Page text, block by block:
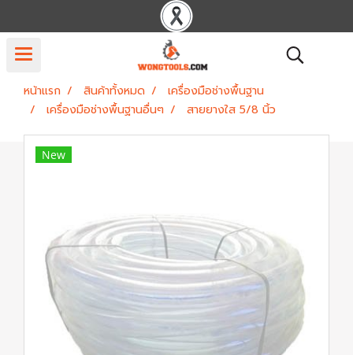
หน้าแรก สินค้าทั้งหมด
เครื่องมือช่างพื้นฐาน
เครื่องมือช่างพื้นฐานอื่นๆ
สายยางใส 5/8 นิ้ว
New